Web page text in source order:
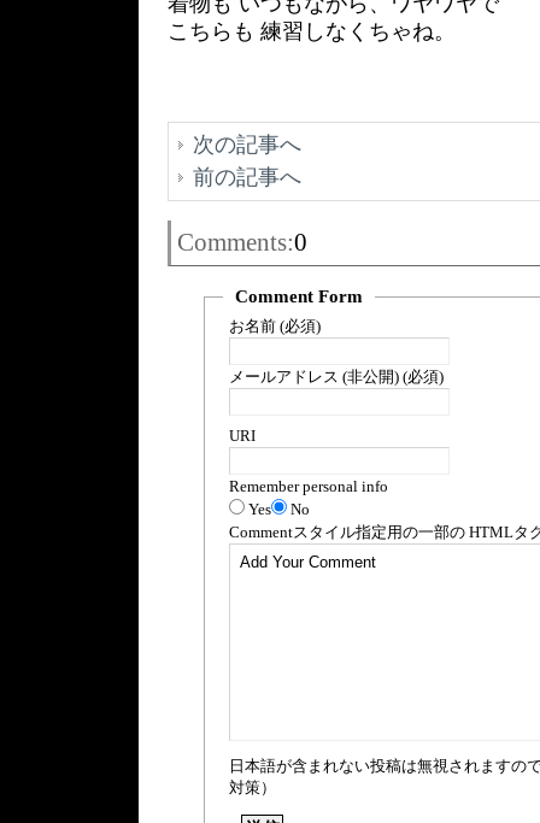
こちらも 練習しなくちゃね。
次の記事へ
前の記事へ
Comments:0
Comment Form
お名前 (必須)
メールアドレス (非公開) (必須)
URI
Remember personal info
Yes
No
Commentスタイル指定用の一部の HTMLタ
日本語が含まれない投稿は無視されますの
対策）